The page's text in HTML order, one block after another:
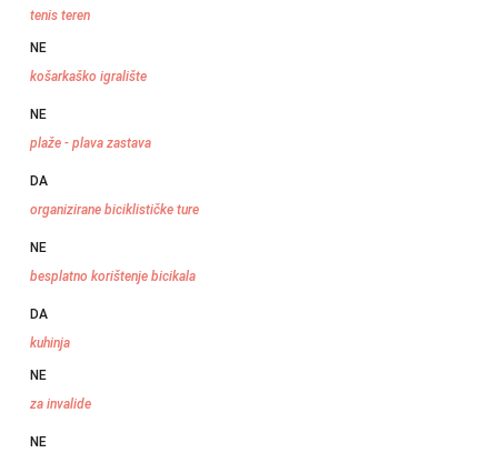
tenis teren
NE
košarkaško igralište
NE
plaže - plava zastava
DA
organizirane biciklističke ture
NE
besplatno korištenje bicikala
DA
kuhinja
NE
za invalide
NE